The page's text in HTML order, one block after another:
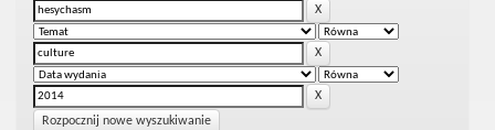
Rozpocznij nowe wyszukiwanie